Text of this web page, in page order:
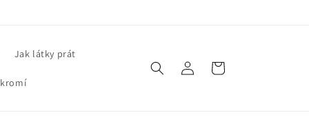
Jak látky prát
Přihlásit
Košík